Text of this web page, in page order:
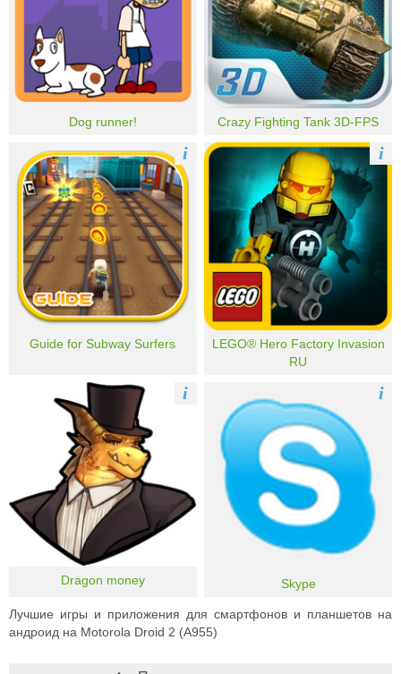
Dog runner! Crazy Fighting Tank 3D-FPS
Guide for Subway Surfers
i
LEGO® Hero Factory Invasion
RU
i
Dragon money
i
Skype
i
Лучшие игры и приложения для смартфонов и планшетов на
андроид на Motorola Droid 2 (A955)